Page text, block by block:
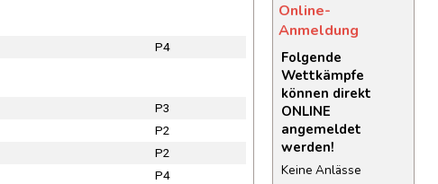
P4
P3
P2
P2
P4
Online-
Anmeldung
Folgende
Wettkämpfe
können direkt
ONLINE
angemeldet
werden!
Keine Anlässe